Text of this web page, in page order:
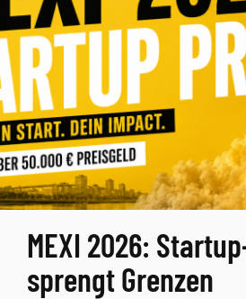
MEXI 2026:
sprengt Grenzen